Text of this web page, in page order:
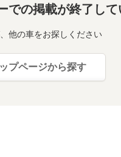
での掲載が終了し
他の車をお探しください
プページから探す